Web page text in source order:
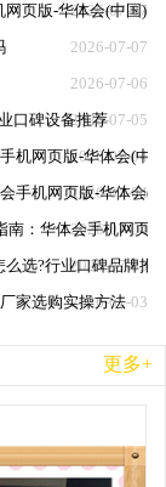
2026-07-07
页版-华体会(中国)
2026-07-07
2026-07-06
2026-07-05
口碑设备推荐
2026-07-04
机网页版-华体会(中
2026-07-04
手机网页版-华体会(
2026-07-04
：华体会手机网页
2026-07-03
选?行业口碑品牌推
2026-07-03
家选购实操方法
更多+